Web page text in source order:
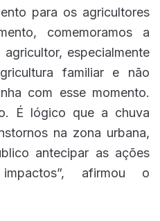
para os agricultores
comemoramos a
especialmente
familiar e não
com esse momento.
É lógico que a chuva
na zona urbana,
antecipar as ações
afirmou o